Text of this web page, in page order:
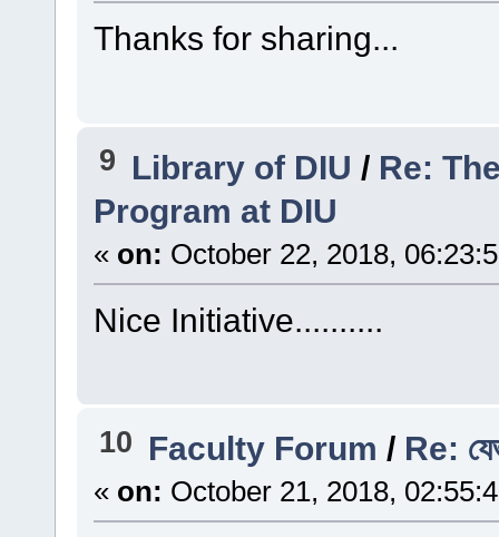
Thanks for sharing...
9 Library of DIU / Re:
Program at DIU
« on: October 22, 2018,
Nice Initiative..........
10 Faculty Forum / Re:
« on: October 21, 2018,